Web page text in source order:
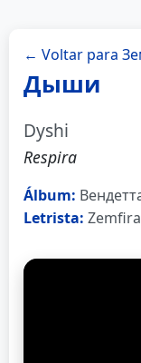
← Voltar para
Дыши
Dyshi
Respira
Álbum:
Letrista: